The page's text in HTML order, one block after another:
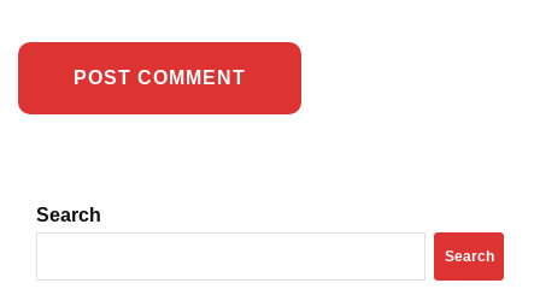
Search
Search